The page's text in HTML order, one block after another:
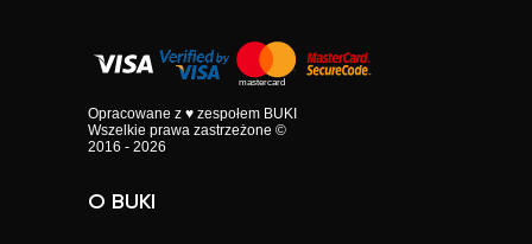
Opracowane z ♥ zespołem BUKI
Wszelkie prawa zastrzeżone ©
2016 - 2026
O BUKI